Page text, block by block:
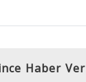
Haber Ver